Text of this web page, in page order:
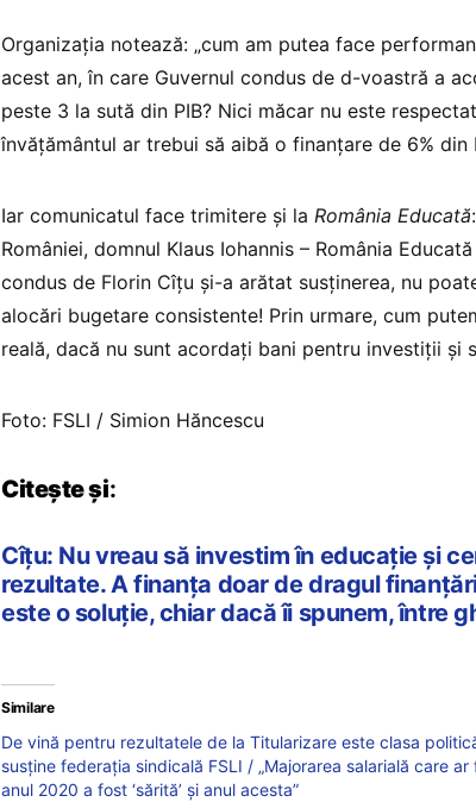
Organizația notează: „cum am putea face
acest an, în care Guvernul condus de d-voastră a
peste 3 la sută din PIB? Nici măcar nu este
învățământul ar trebui să aibă o finanțare de 6% din
Iar comunicatul face trimitere și la România Educată
României, domnul Klaus Iohannis – România
condus de Florin Cîțu și-a arătat susținerea, nu
alocări bugetare consistente! Prin urmare, cum
reală, dacă nu sunt acordați bani pentru investiții și
Foto: FSLI / Simion Hăncescu
Citește și:
Cîțu: Nu vreau să investim în educație și
rezultate. A finanța doar de dragul
este o soluție, chiar dacă îi spunem, între
Similare
De vină pentru rezultatele de la Titularizare este clasa
susține federația sindicală FSLI / „Majorarea salarială care
anul 2020 a fost ‘sărită’ și anul acesta”